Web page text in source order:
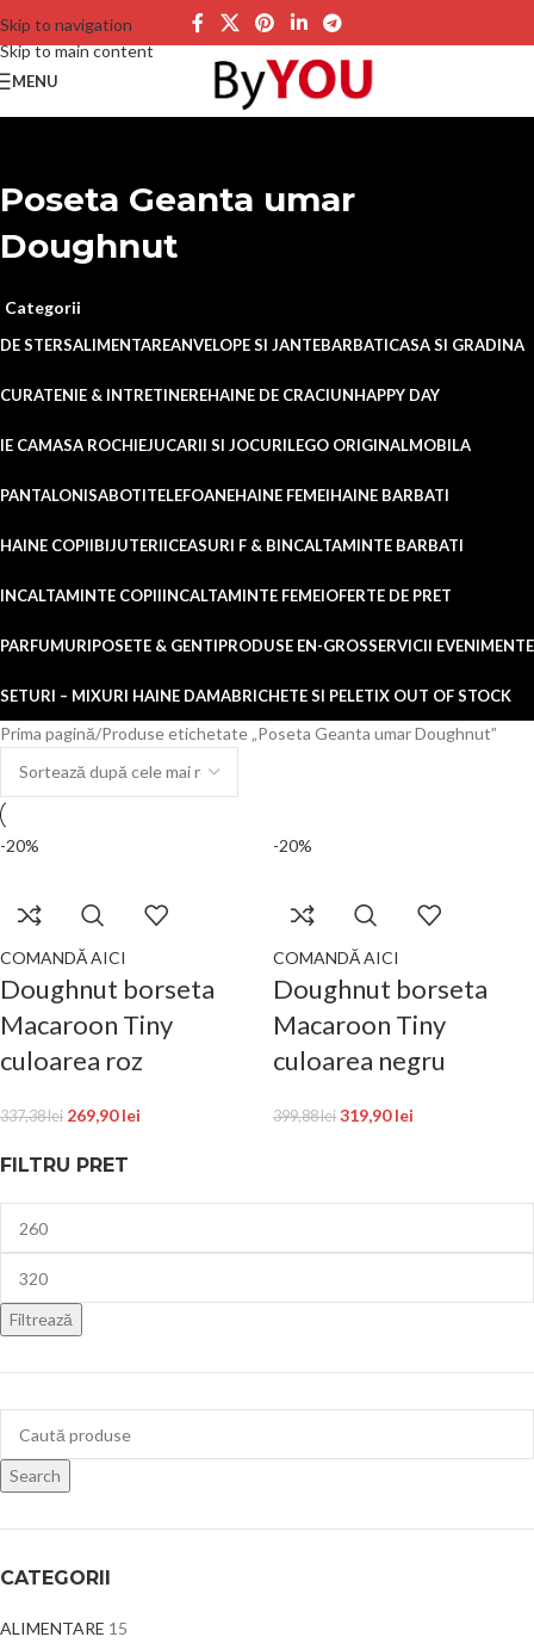
Skip to navigation
Skip to main content
MENU
Poseta Geanta umar
Doughnut
Categorii
DE STERSALIMENTAREANVELOPE SI JANTEBARBATICASA SI GRADINA
CURATENIE & INTRETINEREHAINE DE CRACIUNHAPPY DAY
IE CAMASA ROCHIEJUCARII SI JOCURILEGO ORIGINALMOBILA
PANTALONISABOTITELEFOANEHAINE FEMEIHAINE BARBATI
HAINE COPIIBIJUTERIICEASURI F & BINCALTAMINTE BARBATI
INCALTAMINTE COPIIINCALTAMINTE FEMEIOFERTE DE PRET
PARFUMURIPOSETE & GENTIPRODUSE EN-GROSSERVICII EVENIMENTE
SETURI – MIXURI HAINE DAMABRICHETE SI PELETIX OUT OF STOCK
FILTRU PRET
Filtrează
Search
CATEGORII
ALIMENTARE 15
Prima pagină Produse etichetate „Poseta Geanta umar Doughnut”
-20%
COMANDĂ AICI
Doughnut borseta
Macaroon Tiny
culoarea roz
337,38lei 269,90lei
-20%
COMANDĂ AICI
Doughnut borseta
Macaroon Tiny
culoarea negru
399,88lei 319,90lei